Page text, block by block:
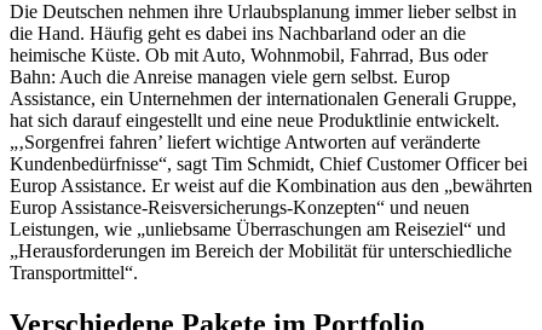
Die Deutschen nehmen ihre Urlaubsplanung immer lieber selbst in
die Hand. Häufig geht es dabei ins Nachbarland oder an die
heimische Küste. Ob mit Auto, Wohnmobil, Fahrrad, Bus oder
Bahn: Auch die Anreise managen viele gern selbst. Europ
Assistance, ein Unternehmen der internationalen Generali Gruppe,
hat sich darauf eingestellt und eine neue Produktlinie entwickelt.
„‚Sorgenfrei fahren’ liefert wichtige Antworten auf veränderte
Kundenbedürfnisse“, sagt Tim Schmidt, Chief Customer Officer bei
Europ Assistance. Er weist auf die Kombination aus den „bewährten
Europ Assistance-Reisversicherungs-Konzepten“ und neuen
Leistungen, wie „unliebsame Überraschungen am Reiseziel“ und
„Herausforderungen im Bereich der Mobilität für unterschiedliche
Transportmittel“.